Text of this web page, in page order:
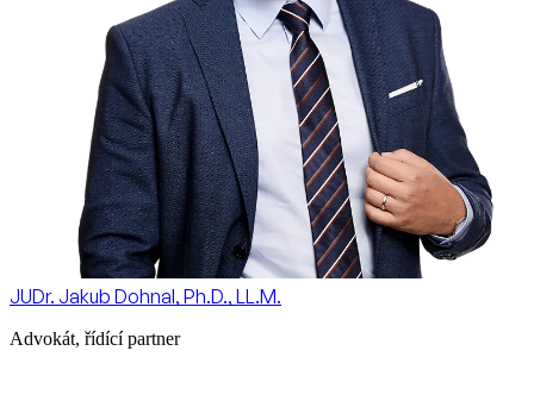
JUDr. Jakub Dohnal, Ph.D., LL.M.
Advokát, řídící partner